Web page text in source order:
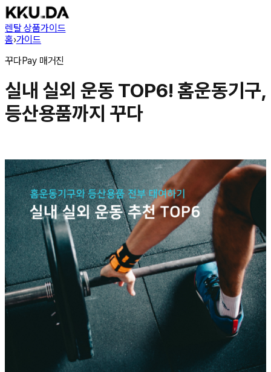
렌탈 상품가이드
홈›가이드
꾸다Pay 매거진
실내 실외 운동 TOP6! 홈운동기구,
등산용품까지 꾸다